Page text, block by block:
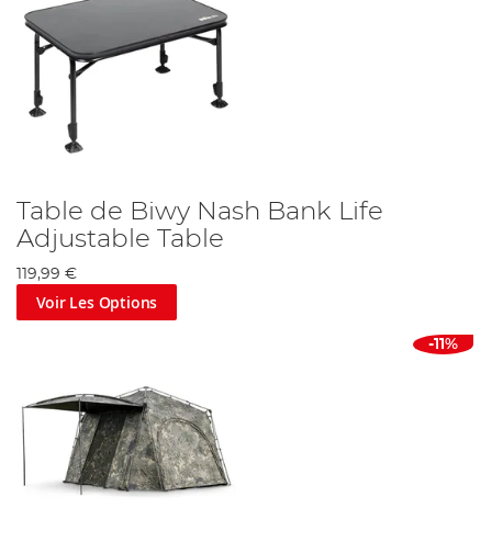
Table de Biwy Nash Bank Life
Adjustable Table
119,99 €
Voir Les Options
-11%